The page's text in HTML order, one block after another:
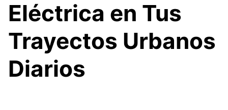
Eléctrica en Tus
Trayectos Urbanos
Diarios